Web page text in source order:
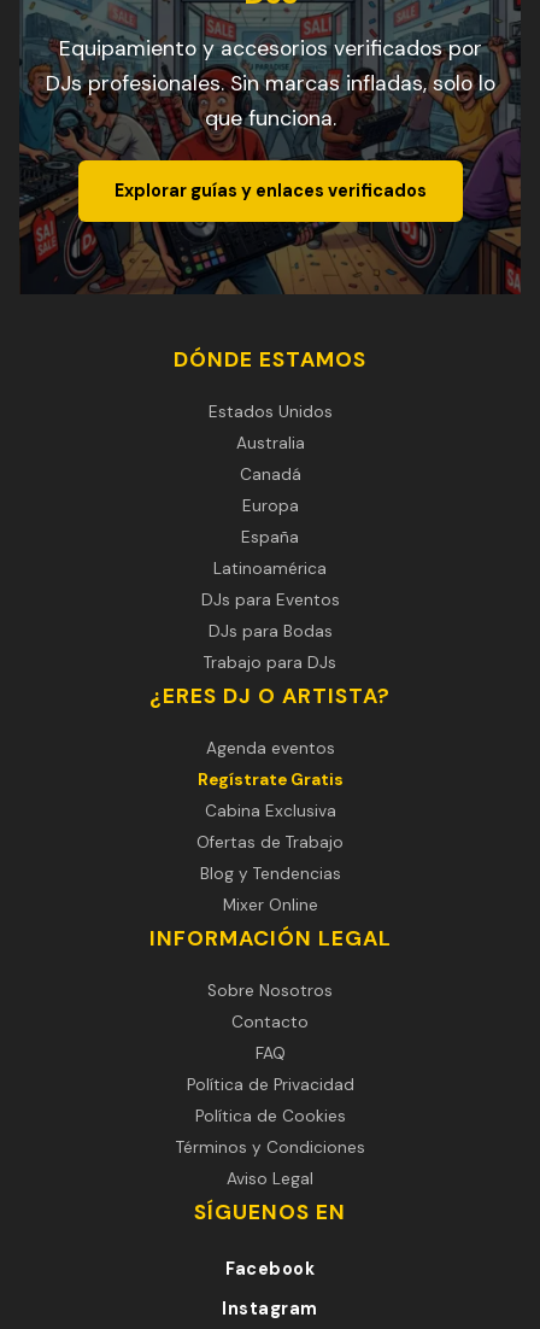
Equipamiento y accesorios verificados por
DJs profesionales. Sin marcas infladas, solo lo
que funciona.
Explorar guías y enlaces verificados
DÓNDE ESTAMOS
Estados Unidos
Australia
Canadá
Europa
España
Latinoamérica
DJs para Eventos
DJs para Bodas
Trabajo para DJs
¿ERES DJ O ARTISTA?
Agenda eventos
Regístrate Gratis
Cabina Exclusiva
Ofertas de Trabajo
Blog y Tendencias
Mixer Online
INFORMACIÓN LEGAL
Sobre Nosotros
Contacto
FAQ
Política de Privacidad
Política de Cookies
Términos y Condiciones
Aviso Legal
SÍGUENOS EN
Facebook
Instagram